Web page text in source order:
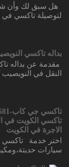
هل سبق لك وأن
لتوصيلة تاكسي في
بداله تاكسي النويصيب
مقدمة عن بداله
النقل في النويصيب
تاكسي الكويت في
الاجرة في الكويت
اختر خدمة
سيارات